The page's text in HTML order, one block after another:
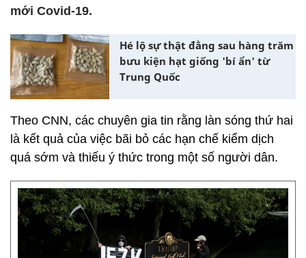
mới Covid-19.
Hé lộ sự thật đằng sau hàng trăm
bưu kiện hạt giống 'bí ẩn' từ
Trung Quốc
Theo CNN, các chuyên gia tin rằng làn sóng thứ hai
là kết quả của việc bãi bỏ các hạn chế kiểm dịch
quá sớm và thiếu ý thức trong một số người dân.